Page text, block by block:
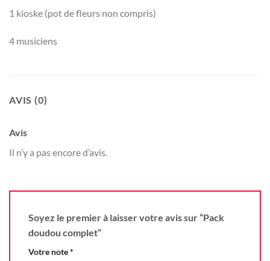
1 kioske (pot de fleurs non compris)
4 musiciens
AVIS (0)
Avis
Il n’y a pas encore d’avis.
Soyez le premier à laisser votre avis sur “Pack
doudou complet”
Votre note*